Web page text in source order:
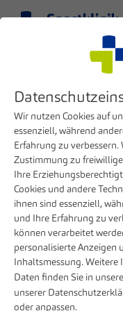
12. JANUAR 2026
Doppelte
Sportklinik
Top Company
die hohe
Wir nutzen Cookies auf
essenziell, während
Erfahrung zu
Zustimmung zu
Ihre
Cookies und andere
ihnen sind essenziell,
und Ihre Erfahrung zu
können verarbeitet
personalisierte Anzeigen
Inhaltsmessung.
Daten finden Sie in
unserer
oder anpassen.